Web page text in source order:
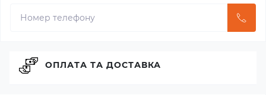
ОПЛАТА ТА ДОСТАВКА